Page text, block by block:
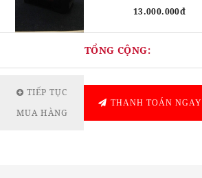
13.000.000đ
TỔNG CỘNG:
TIẾP TỤC
MUA HÀNG
THANH TOÁN NGAY